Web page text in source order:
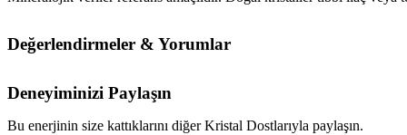
Değerlendirmeler & Yorumlar
Deneyiminizi Paylaşın
Bu enerjinin size kattıklarını diğer Kristal Dostlarıyla paylaşın.